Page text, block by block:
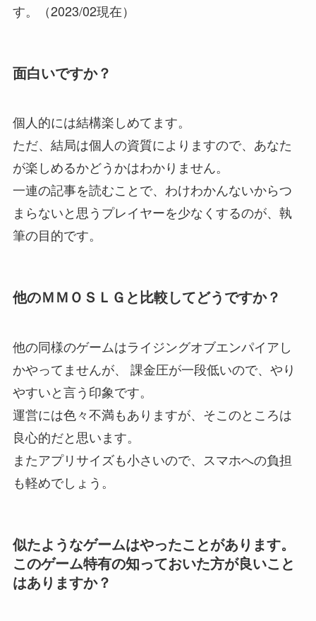
す。（2023/02現在）
面白いですか？
個人的には結構楽しめてます。
ただ、結局は個人の資質によりますので、あなた
が楽しめるかどうかはわかりません。
一連の記事を読むことで、わけわかんないからつ
まらないと思うプレイヤーを少なくするのが、執
筆の目的です。
他のＭＭＯＳＬＧと比較してどうですか？
他の同様のゲームはライジングオブエンパイアし
かやってませんが、 課金圧が一段低いので、やり
やすいと言う印象です。
運営には色々不満もありますが、そこのところは
良心的だと思います。
またアプリサイズも小さいので、スマホへの負担
も軽めでしょう。
似たようなゲームはやったことがあります。
このゲーム特有の知っておいた方が良いこと
はありますか？